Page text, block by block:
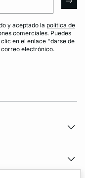
y aceptado la política de
comerciales. Puedes
en el enlace "darse de
electrónico.